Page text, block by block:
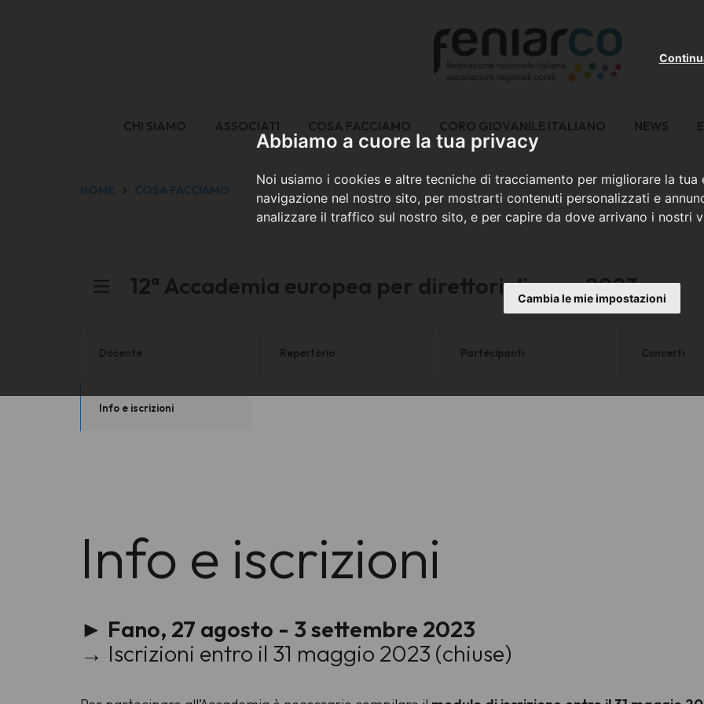
Abbiamo a cuore la tua privacy
Noi usiamo i cookies e altre tecniche di tracciamento per migliorare la tua
navigazione nel nostro sito, per mostrarti contenuti personalizzati e
analizzare il traffico sul nostro sito, e per capire da dove arrivano i nostri
Cambia le mie impostazioni
CHI SIAMO ASSOCIATI COSA FACCIAMO CORO GIOVANILE ITALIANO NEWS
HOME COSA FACCIAMO
12ª Accademia europea per direttori di coro 2023
Docente Repertorio Partecipanti Concerti
Info e iscrizioni
Info e iscrizioni
► Fano, 27 agosto - 3 settembre 2023
→ Iscrizioni entro il 31 maggio 2023 (chiuse)